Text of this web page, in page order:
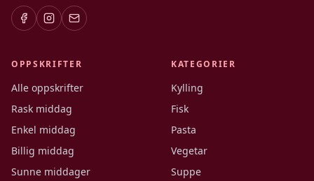
OPPSKRIFTER
Alle oppskrifter
Rask middag
Enkel middag
Billig middag
Sunne middager
KATEGORIER
Kylling
Fisk
Pasta
Vegetar
Suppe